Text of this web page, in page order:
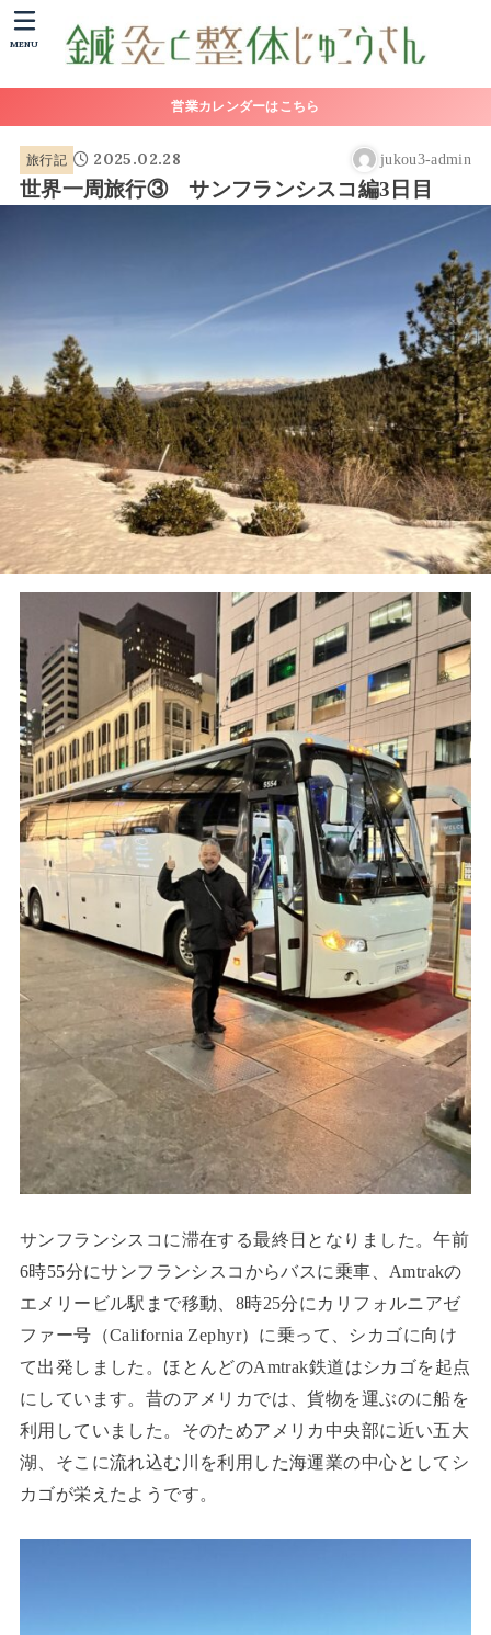
MENU
営業カレンダーはこちら
旅行記 2025.02.28 jukou3-admin
世界一周旅行③ サンフランシスコ編3日目
サンフランシスコに滞在する最終日となりました。午前
6時55分にサンフランシスコからバスに乗車、Amtrakの
エメリービル駅まで移動、8時25分にカリフォルニアゼ
ファー号（California Zephyr）に乗って、シカゴに向け
て出発しました。ほとんどのAmtrak鉄道はシカゴを起点
にしています。昔のアメリカでは、貨物を運ぶのに船を
利用していました。そのためアメリカ中央部に近い五大
湖、そこに流れ込む川を利用した海運業の中心としてシ
カゴが栄えたようです。